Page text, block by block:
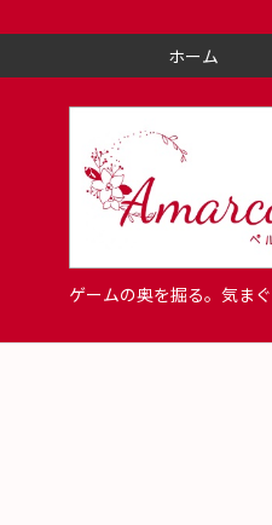
ホーム
ゲームの奥を掘る。気ま